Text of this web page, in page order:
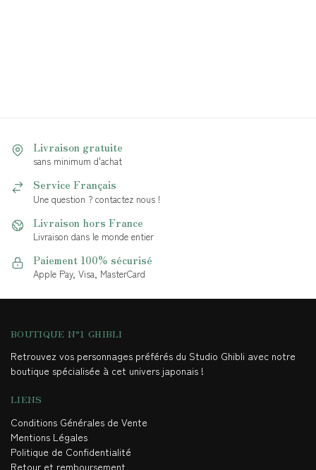
Livraison gratuite
sans minimum d'achat
Service Français
Une question ? contactez nous !
Livraison hors France
Livraison dans le monde entier
Paiement 100% sécurisé
Apple Pay, Visa, MasterCard
BOUTIQUE N°1 GHIBLI
Retrouvez vos personnages préférés du Studio Ghibli avec notre
boutique spécialisée à cet univers japonais !
LIENS
Conditions Générales de Vente
Mentions Légales
Politique de Confidentialité
Retour et remboursement